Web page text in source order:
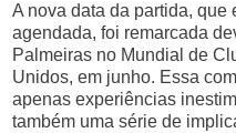
A nova data da partida, que
agendada, foi remarcada
Palmeiras no Mundial de
Unidos, em junho. Essa
apenas experiências
também uma série de